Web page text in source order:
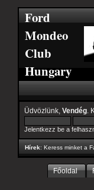
Ford
Mondeo
Club
Hungary
Üdvözlünk, Vendég .
Jelentkezz be a
Hírek: Keress minket a
Főoldal